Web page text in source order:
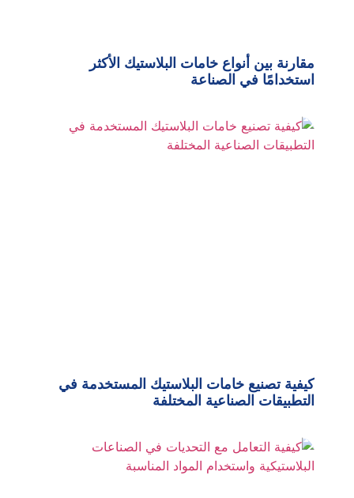
مقارنة بين أنواع خامات البلاستيك الأكثر
استخدامًا في الصناعة
كيفية تصنيع خامات البلاستيك المستخدمة في
التطبيقات الصناعية المختلفة